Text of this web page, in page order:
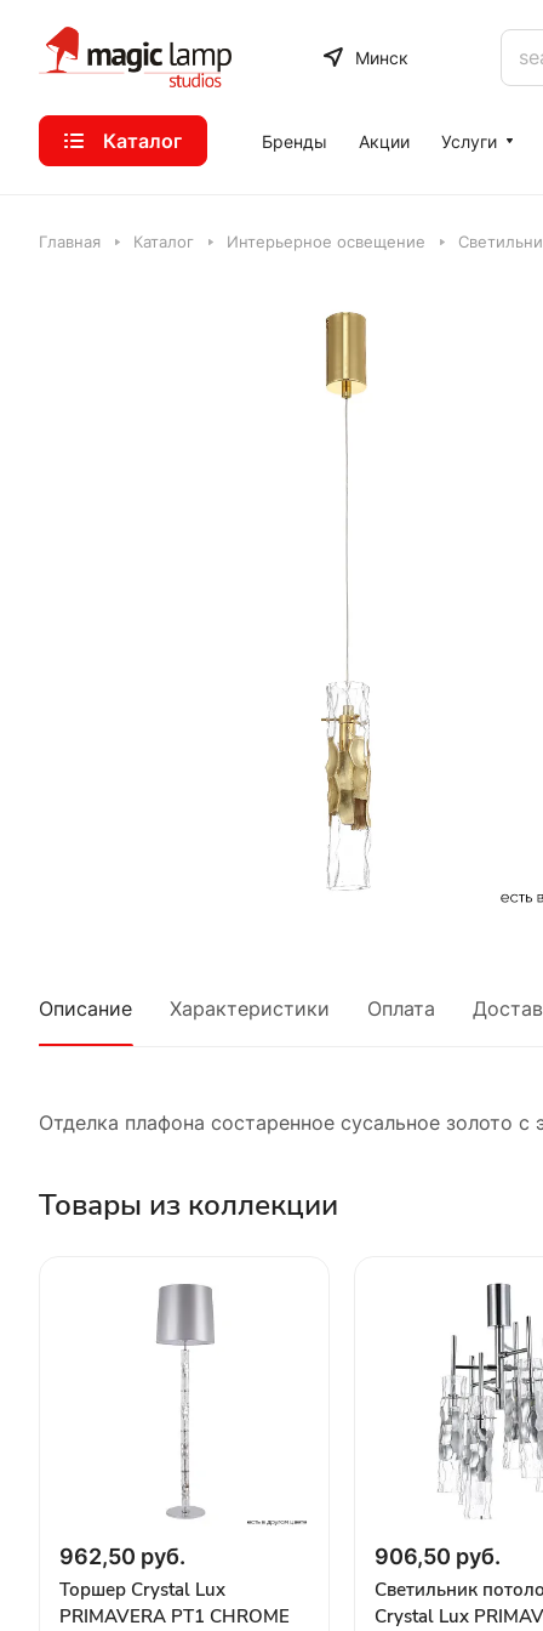
Минск
Каталог Бренды Акции Услуги
Главная Каталог Интерьерное освещение
Описание Характеристики Оплата
Отделка плафона состаренное сусальное золото
Товары из коллекции
962,50 руб.
Торшер Crystal Lux
PRIMAVERA PT1 CHROME
906,50 руб.
Светильник
Crystal Lux